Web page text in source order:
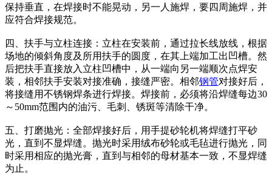
保持垂直，在焊接时不能晃动，另一人施焊，要四周施焊，并
应符合焊接规范。
四、扶手与立柱连接：立柱在安装前，通过拉长线放线，根据
场地的倾斜角度及所用扶手的圆度，在其上端加工出凹槽。然
后把扶手直接放入立柱凹槽中，从一端向另一端顺次点焊安
装，相邻扶手安装对接准确，接缝严密。相邻钢管对接好后，
将接缝用不锈钢焊条进行焊接。焊接前，必须将沿焊缝每边30
～50mm范围内的油污、毛刺、锈斑等清除干净。
五、打磨抛光：全部焊接好后，用手提砂轮机将焊缝打平砂
光，直到不显焊缝。抛光时采用绒布砂轮或毛毡进行抛光，同
时采用相应的抛光膏，直到与相邻的母材基本一致，不显焊缝
为止。